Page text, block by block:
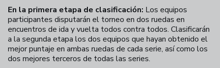
En la primera etapa de clasificación: Los equipos
participantes disputarán el torneo en dos ruedas en
encuentros de ida y vuelta todos contra todos. Clasificarán
a la segunda etapa los dos equipos que hayan obtenido el
mejor puntaje en ambas ruedas de cada serie, así como los
dos mejores terceros de todas las series.